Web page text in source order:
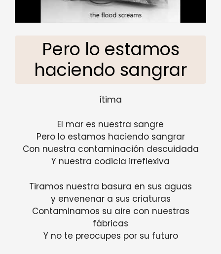
Pero lo estamos
haciendo sangrar
ítima
El mar es nuestra sangre
Pero lo estamos haciendo sangrar
Con nuestra contaminación descuidada
Y nuestra codicia irreflexiva
Tiramos nuestra basura en sus aguas
y envenenar a sus criaturas
Contaminamos su aire con nuestras
fábricas
Y no te preocupes por su futuro